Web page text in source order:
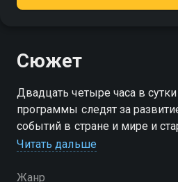
Сюжет
Двадцать четыре часа в
программы следят за
событий в стране и мире и
максимально объективно. В
Читать дальше
Жанр